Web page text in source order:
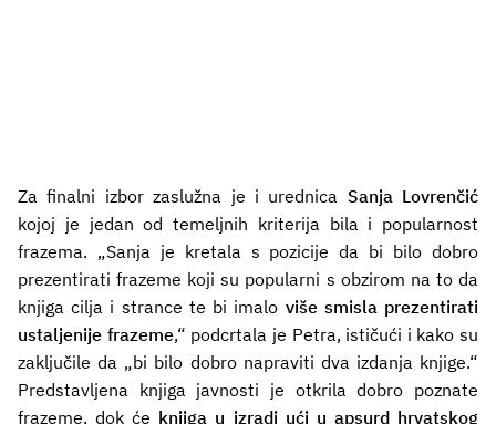
Za finalni izbor zaslužna je i urednica Sanja Lovrenčić
kojoj je jedan od temeljnih kriterija bila i popularnost
frazema. „Sanja je kretala s pozicije da bi bilo dobro
prezentirati frazeme koji su popularni s obzirom na to da
knjiga cilja i strance te bi imalo više smisla prezentirati
ustaljenije frazeme,“ podcrtala je Petra, ističući i kako su
zaključile da „bi bilo dobro napraviti dva izdanja knjige.“
Predstavljena knjiga javnosti je otkrila dobro poznate
frazeme, dok će knjiga u izradi ući u apsurd hrvatskog